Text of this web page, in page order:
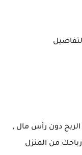
الربح دون رأس مال ,
من المنزل